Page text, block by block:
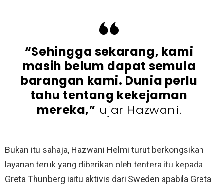
“Sehingga sekarang, kami
masih belum dapat semula
barangan kami. Dunia perlu
tahu tentang kekejaman
mereka,” ujar Hazwani.
Bukan itu sahaja, Hazwani Helmi turut berkongsikan
layanan teruk yang diberikan oleh tentera itu kepada
Greta Thunberg iaitu aktivis dari Sweden apabila Greta